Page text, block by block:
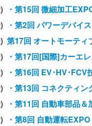
・第15回 微細加工
・第2回 パワーデバイ
第17回 オートモーティ
・第17回[国際]カーエ
・第16回 EV･HV･FCV
・第13回 コネクティ
・第11回 自動車部品
・第8回 自動運転EXPO